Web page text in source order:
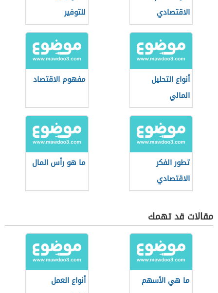
الاقتصادي
للتوفير
أنواع التحليل
المالي
مفهوم الاقتصاد
تطور الفكر
الاقتصادي
ما هو رأس المال
مقالات قد تهمك
ما هي الأسهم
أنواع العمل